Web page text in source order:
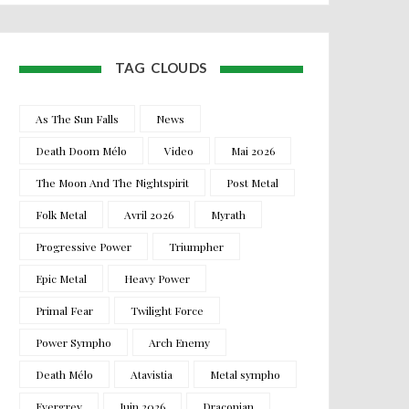
TAG CLOUDS
As The Sun Falls News
Death Doom Mélo Video Mai 2026
The Moon And The Nightspirit Post Metal
Folk Metal Avril 2026 Myrath
Progressive Power Triumpher
Epic Metal Heavy Power
Primal Fear Twilight Force
Power Sympho Arch Enemy
Death Mélo Atavistia Metal sympho